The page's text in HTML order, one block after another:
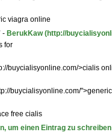
viagra online
- BerukKaw (http://
for
buycialisyonline.com/>cialis
buycialisyonline.com/
free cialis
um einen Eintrag zu schreiben